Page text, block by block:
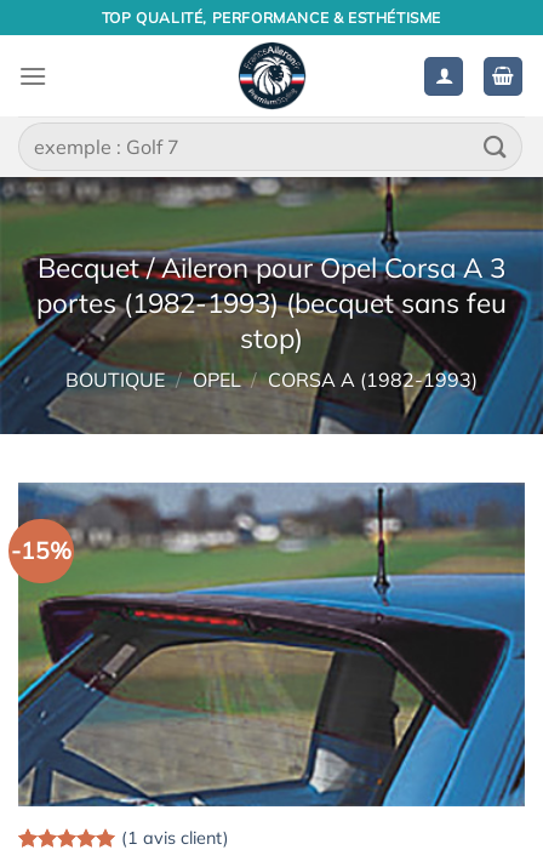
contenu
TOP QUALITÉ, PERFORMANCE & ESTHÉTISME
Recherche
pour :
Becquet / Aileron pour Opel Corsa A 3
portes (1982-1993) (becquet sans feu
stop)
BOUTIQUE / OPEL / CORSA A (1982-1993)
-15%
(1 avis client)